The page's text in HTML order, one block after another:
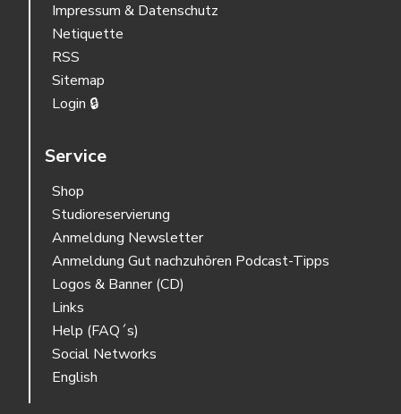
Impressum & Datenschutz
Netiquette
RSS
Sitemap
Login 🔒
Service
Shop
Studioreservierung
Anmeldung Newsletter
Anmeldung Gut nachzuhören Podcast-Tipps
Logos & Banner (CD)
Links
Help (FAQ´s)
Social Networks
English